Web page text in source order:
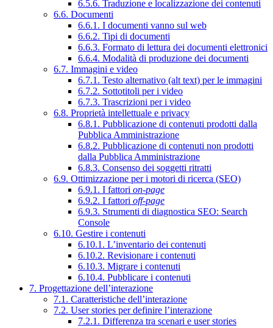
6.5.6. Traduzione e localizzazione dei contenuti
6.6. Documenti
6.6.1. I documenti vanno sul web
6.6.2. Tipi di documenti
6.6.3. Formato di lettura dei documenti elettronici
6.6.4. Modalità di produzione dei documenti
6.7. Immagini e video
6.7.1. Testo alternativo (alt text) per le immagini
6.7.2. Sottotitoli per i video
6.7.3. Trascrizioni per i video
6.8. Proprietà intellettuale e privacy
6.8.1. Pubblicazione di contenuti prodotti dalla
Pubblica Amministrazione
6.8.2. Pubblicazione di contenuti non prodotti
dalla Pubblica Amministrazione
6.8.3. Consenso dei soggetti ritratti
6.9. Ottimizzazione per i motori di ricerca (SEO)
6.9.1. I fattori on-page
6.9.2. I fattori off-page
6.9.3. Strumenti di diagnostica SEO: Search
Console
6.10. Gestire i contenuti
6.10.1. L’inventario dei contenuti
6.10.2. Revisionare i contenuti
6.10.3. Migrare i contenuti
6.10.4. Pubblicare i contenuti
7. Progettazione dell’interazione
7.1. Caratteristiche dell’interazione
7.2. User stories per definire l’interazione
7.2.1. Differenza tra scenari e user stories